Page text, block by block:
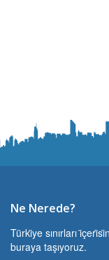
Ne Nerede?
Türki̇ye sınırları
buraya taşıyoruz.